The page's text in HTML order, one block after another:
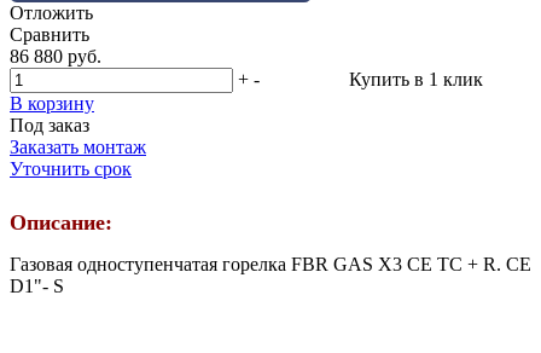
Отложить
Сравнить
86 880 руб.
+ -
В корзину
Купить в 1 клик
Под заказ
Заказать монтаж
Уточнить срок
Описание:
Газовая одноступенчатая горелка FBR GAS X3 CE TC + R. CE
D1"- S